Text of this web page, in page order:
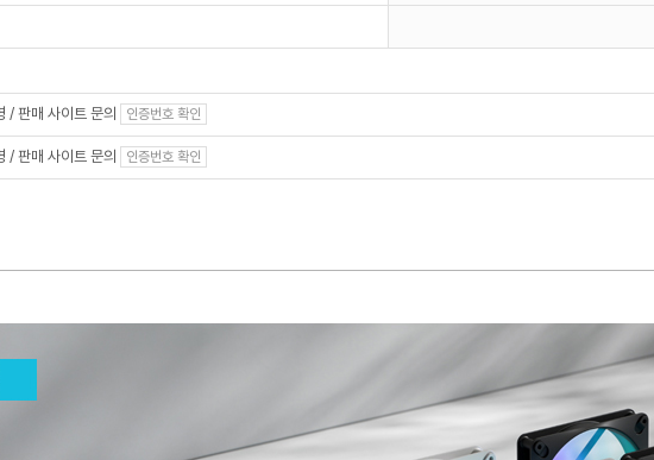
/ 판매 사이트 문의 인증번호 확인
/ 판매 사이트 문의 인증번호 확인